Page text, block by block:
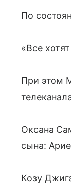
По
«Все
При этом
Оксана
сына:
Козу